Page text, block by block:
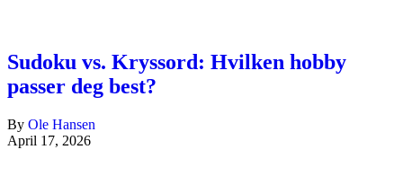
Sudoku vs. Kryssord: Hvilken hobby
passer deg best?
By Ole Hansen
April 17, 2026